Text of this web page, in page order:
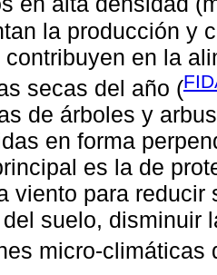
la producción y
contribuyen en la
secas del año (
de árboles y
en forma
es la de
viento para
suelo, disminuir
micro-climáticas